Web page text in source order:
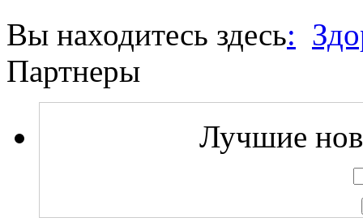
Вы находитесь здесь:
Партнеры
Лучшие